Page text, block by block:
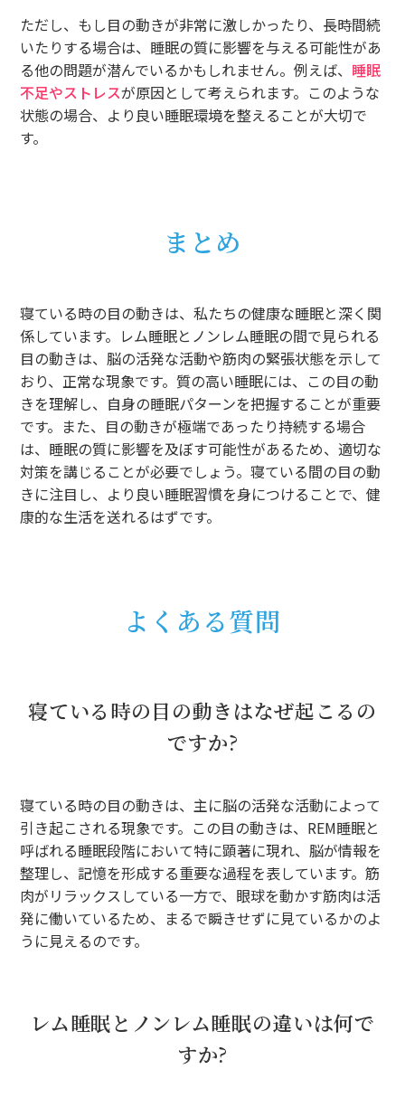
ただし、もし目の動きが非常に激しかったり、長時間続
いたりする場合は、睡眠の質に影響を与える可能性があ
る他の問題が潜んでいるかもしれません。例えば、 睡眠
不足やストレスが原因として考えられます。このような
状態の場合、より良い睡眠環境を整えることが大切で
す。
まとめ
寝ている時の目の動きは、私たちの健康な睡眠と深く関
係しています。レム睡眠とノンレム睡眠の間で見られる
目の動きは、脳の活発な活動や筋肉の緊張状態を示して
おり、正常な現象です。質の高い睡眠には、この目の動
きを理解し、自身の睡眠パターンを把握することが重要
です。また、目の動きが極端であったり持続する場合
は、睡眠の質に影響を及ぼす可能性があるため、適切な
対策を講じることが必要でしょう。寝ている間の目の動
きに注目し、より良い睡眠習慣を身につけることで、健
康的な生活を送れるはずです。
よくある質問
寝ている時の目の動きはなぜ起こるの
ですか?
寝ている時の目の動きは、主に脳の活発な活動によって
引き起こされる現象です。この目の動きは、REM睡眠と
呼ばれる睡眠段階において特に顕著に現れ、脳が情報を
整理し、記憶を形成する重要な過程を表しています。筋
肉がリラックスしている一方で、眼球を動かす筋肉は活
発に働いているため、まるで瞬きせずに見ているかのよ
うに見えるのです。
レム睡眠とノンレム睡眠の違いは何で
すか?